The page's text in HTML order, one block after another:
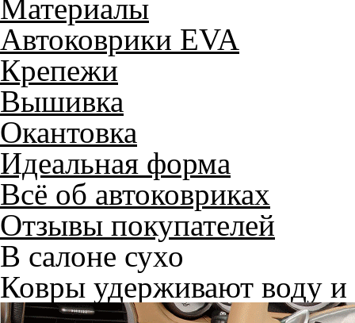
Материалы
Автоковрики EVA
Крепежи
Вышивка
Окантовка
Идеальная форма
Всё об автоковриках
Отзывы покупателей
В салоне сухо
Ковры удерживают воду и